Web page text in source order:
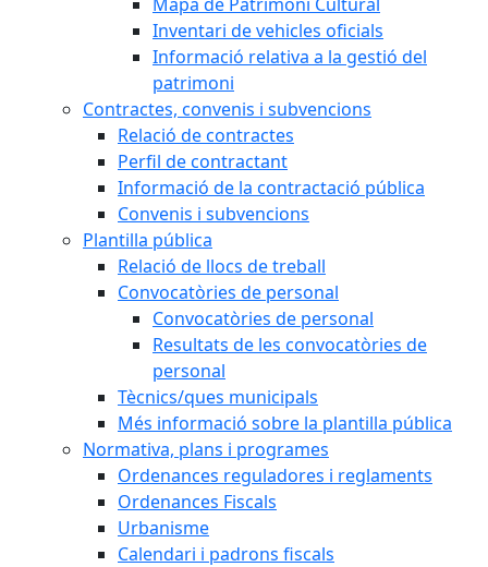
Inventari de vehicles oficials
Informació relativa a la gestió del
patrimoni
Contractes, convenis i subvencions
Relació de contractes
Perfil de contractant
Informació de la contractació pública
Convenis i subvencions
Plantilla pública
Relació de llocs de treball
Convocatòries de personal
Convocatòries de personal
Resultats de les convocatòries de
personal
Tècnics/ques municipals
Més informació sobre la plantilla pública
Normativa, plans i programes
Ordenances reguladores i reglaments
Ordenances Fiscals
Urbanisme
Calendari i padrons fiscals